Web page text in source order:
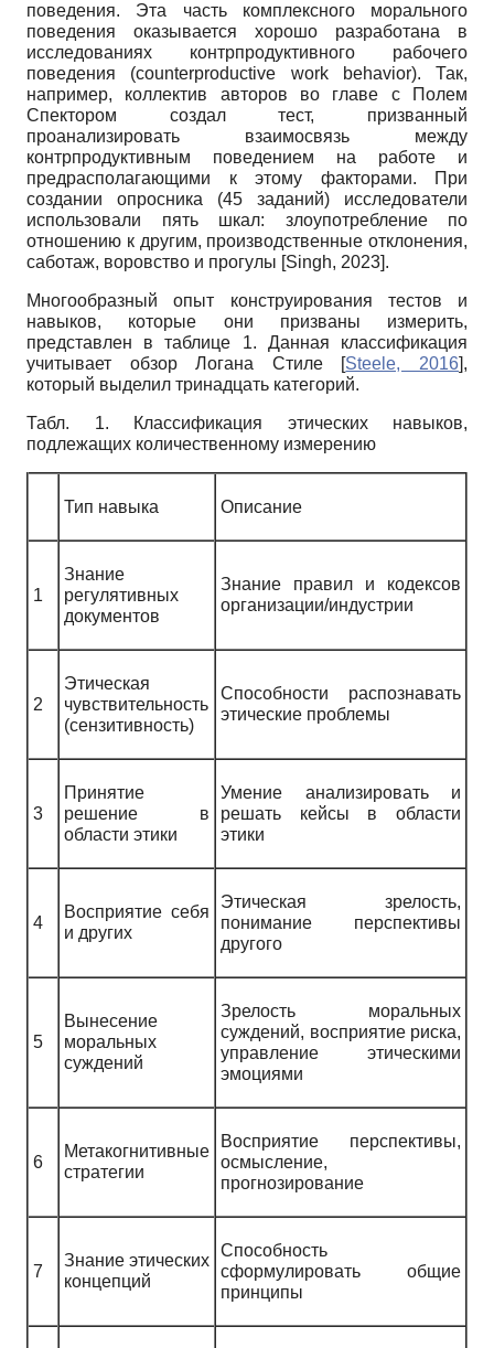
поведения. Эта часть комплексного морального
поведения оказывается хорошо разработана в
исследованиях контрпродуктивного рабочего
поведения (counterproductive work behavior). Так,
например, коллектив авторов во главе с Полем
Спектором создал тест, призванный
проанализировать взаимосвязь между
контрпродуктивным поведением на работе и
предрасполагающими к этому факторами. При
создании опросника (45 заданий) исследователи
использовали пять шкал: злоупотребление по
отношению к другим, производственные отклонения,
саботаж, воровство и прогулы [Singh, 2023].
Многообразный опыт конструирования тестов и
навыков, которые они призваны измерить,
представлен в таблице 1. Данная классификация
учитывает обзор Логана Стиле [Steele, 2016],
который выделил тринадцать категорий.
Табл. 1. Классификация этических навыков,
подлежащих количественному измерению
Тип навыка Описание
1
Знание
регулятивных
документов
Знание правил и кодексов
организации/индустрии
2
Этическая
чувствительность
(сензитивность)
Способности распознавать
этические проблемы
3
Принятие
решение в
области этики
Умение анализировать и
решать кейсы в области
этики
4
Восприятие себя
и других
Этическая зрелость,
понимание перспективы
другого
5
Вынесение
моральных
суждений
Зрелость моральных
суждений, восприятие риска,
управление этическими
эмоциями
6
Метакогнитивные
стратегии
Восприятие перспективы,
осмысление,
прогнозирование
7
Знание этических
концепций
Способность
сформулировать общие
принципы